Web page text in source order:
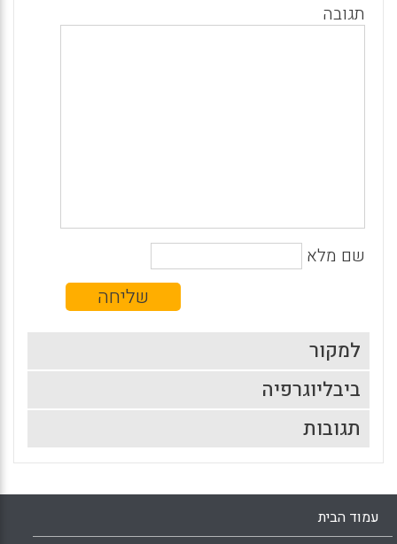
תגובה
שם מלא
למקור
ביבליוגרפיה
תגובות
עמוד הבית